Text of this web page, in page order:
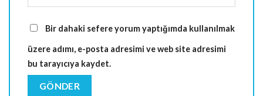
Bir dahaki sefere yorum yaptığımda kullanılmak
üzere adımı, e-posta adresimi ve web site adresimi
bu tarayıcıya kaydet.